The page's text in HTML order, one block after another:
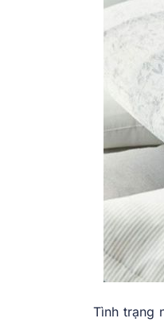
Tình trạng